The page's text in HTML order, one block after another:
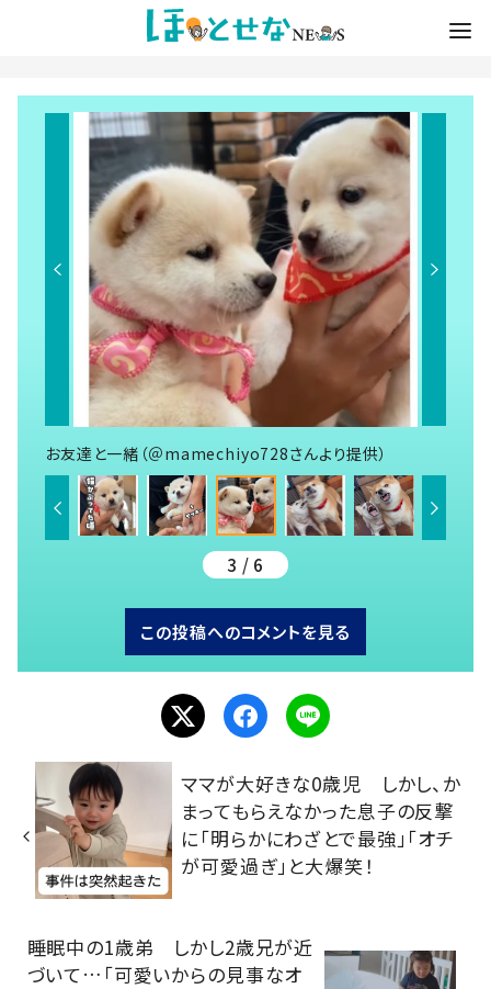
お友達と一緒（＠mamechiyo728さんより提供）
3 / 6
この投稿へのコメントを見る
ママが大好きな0歳児 しかし、か
まってもらえなかった息子の反撃
に「明らかにわざとで最強」「オチ
が可愛過ぎ」と大爆笑！
睡眠中の1歳弟 しかし2歳兄が近
づいて…「可愛いからの見事なオ